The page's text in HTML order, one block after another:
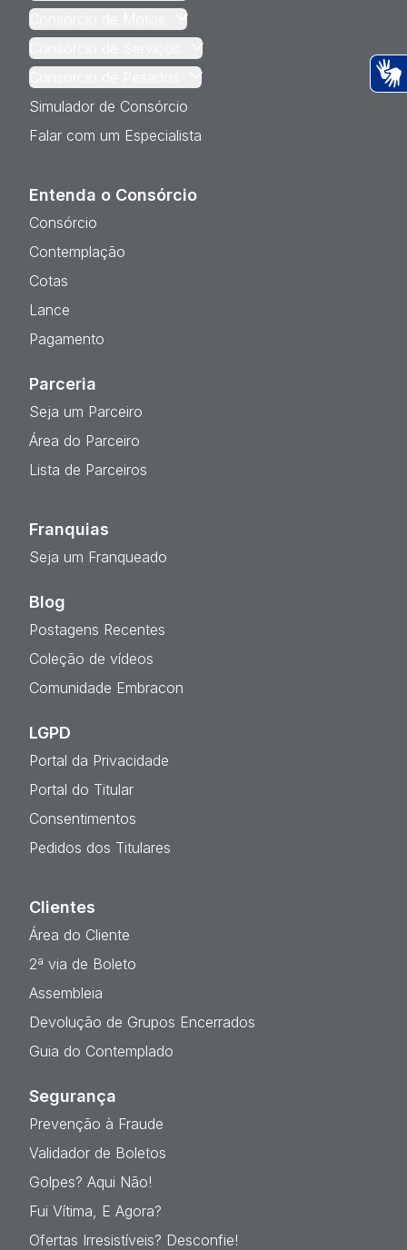
Consórcio de Motos
Consórcio de Serviços
Consórcio de Pesados
Simulador de Consórcio
Falar com um Especialista
Entenda o Consórcio
Consórcio
Contemplação
Cotas
Lance
Pagamento
Parceria
Seja um Parceiro
Área do Parceiro
Lista de Parceiros
Franquias
Seja um Franqueado
Blog
Postagens Recentes
Coleção de vídeos
Comunidade Embracon
LGPD
Portal da Privacidade
Portal do Titular
Consentimentos
Pedidos dos Titulares
Clientes
Área do Cliente
2ª via de Boleto
Assembleia
Devolução de Grupos Encerrados
Guia do Contemplado
Segurança
Prevenção à Fraude
Validador de Boletos
Golpes? Aqui Não!
Fui Vítima, E Agora?
Ofertas Irresistíveis? Desconfie!